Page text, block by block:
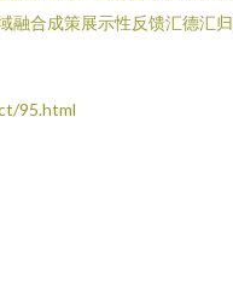
合成策展示性反馈汇德汇
95.html